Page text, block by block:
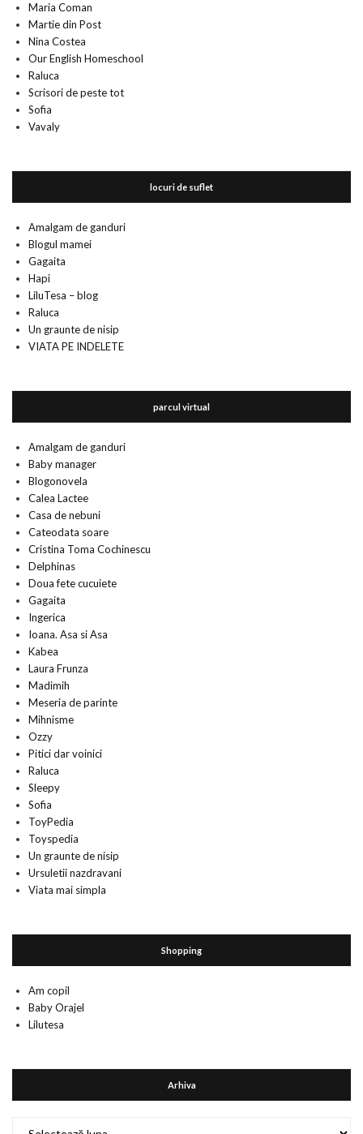
Maria Coman
Martie din Post
Nina Costea
Our English Homeschool
Raluca
Scrisori de peste tot
Sofia
Vavaly
locuri de suflet
Amalgam de ganduri
Blogul mamei
Gagaita
Hapi
LiluTesa – blog
Raluca
Un graunte de nisip
VIATA PE INDELETE
parcul virtual
Amalgam de ganduri
Baby manager
Blogonovela
Calea Lactee
Casa de nebuni
Cateodata soare
Cristina Toma Cochinescu
Delphinas
Doua fete cucuiete
Gagaita
Ingerica
Ioana. Asa si Asa
Kabea
Laura Frunza
Madimih
Meseria de parinte
Mihnisme
Ozzy
Pitici dar voinici
Raluca
Sleepy
Sofia
ToyPedia
Toyspedia
Un graunte de nisip
Ursuletii nazdravani
Viata mai simpla
Shopping
Am copil
Baby Orajel
Lilutesa
Arhiva